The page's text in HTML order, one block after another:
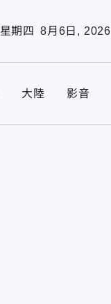
星期四 8月6日, 2026
大陸 影音